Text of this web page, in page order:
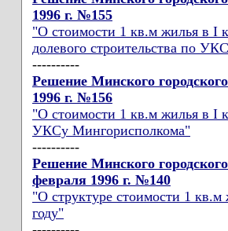
1996 г. №155
"О стоимости 1 кв.м жилья в I
долевого строительства по
----------
Решение Минского
1996 г. №156
"О стоимости 1 кв.м жилья в I
УКСу Мингорисполкома"
----------
Решение Минского
февраля 1996 г. №140
"О структуре стоимости 1
году"